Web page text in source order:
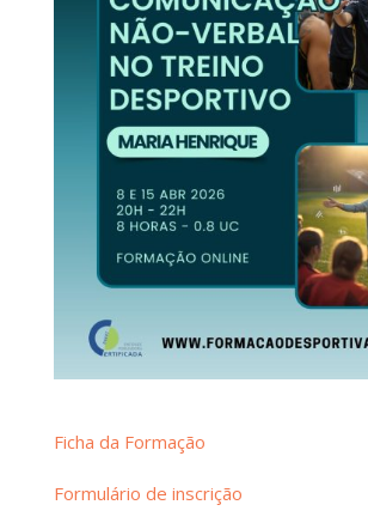
Ficha da Formação
Formulário de inscrição